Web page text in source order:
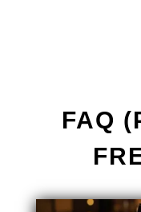
FAQ